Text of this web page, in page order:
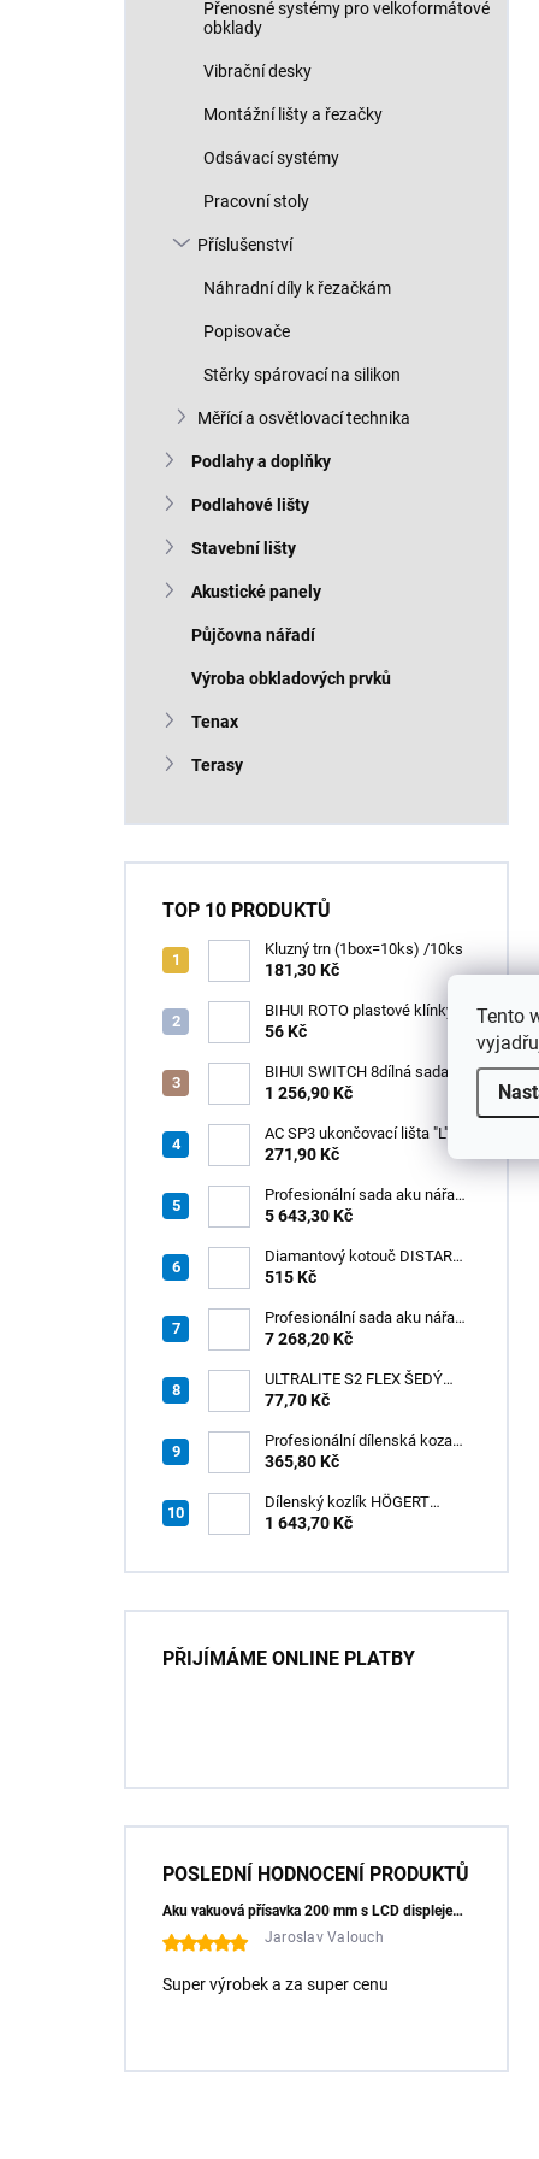
Tento
Přenosné systémy pro velkoformátové
obklady
Vibrační desky
Montážní lišty a řezačky
Odsávací systémy
Pracovní stoly
Příslušenství
Náhradní díly k řezačkám
Popisovače
Stěrky spárovací na silikon
Měřící a osvětlovací technika
Podlahy a doplňky
Podlahové lišty
Stavební lišty
Akustické panely
Půjčovna nářadí
Výroba obkladových prvků
Tenax
Terasy
TOP 10 PRODUKTŮ
Kluzný trn (1box=10ks) /10ks
181,30 Kč
BIHUI ROTO plastové klínky
1–13 mm – balení 50 ks
56 Kč
BIHUI SWITCH 8dílná sada
zubových hladítek INOX –
boxu
1 256,90 Kč
AC SP3 ukončovací lišta "L",
PREMIUM, hliník elox titan, v:
271,90 Kč
Profesionální sada aku nářadí
3v1 HÖGERT
5 643,30 Kč
Diamantový kotouč DISTAR
GREEN CUT
Z60
515 Kč
Profesionální sada aku nářadí
3v1 20V HÖGERT
7 268,20 Kč
ULTRALITE S2 FLEX ŠEDÝ
/15kg
77,70 Kč
Profesionální dílenská koza
HÖGERT HT7G550
365,80 Kč
Dílenský kozlík HÖGERT
HT7G551
1 643,70 Kč
PŘIJÍMÁME ONLINE PLATBY
POSLEDNÍ HODNOCENÍ PRODUKTŮ
Aku vakuová přísavka 200 mm s LCD displejem (150 kg) - HÖGERT HT3B355
Jaroslav Valouch
Super výrobek a za super cenu